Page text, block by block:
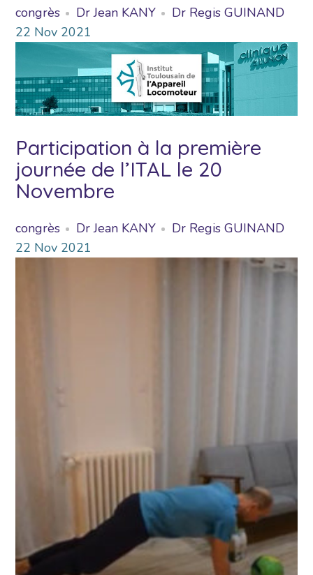
congrès Dr Jean KANY
Dr Regis GUINAND
22 Nov 2021
Participation à la première
journée de l’ITAL le 20
Novembre
congrès Dr Jean KANY
Dr Regis GUINAND
22 Nov 2021